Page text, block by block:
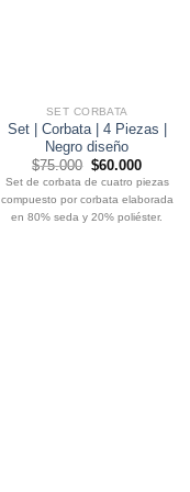
SET CORBATA
Set | Corbata | 4 Piezas |
Negro diseño
$75.000 El
precio
original
era:
$75.000.
$60.000El
precio
actual
es:
$60.000.
Set de corbata de cuatro piezas
compuesto por corbata elaborada
en 80% seda y 20% poliéster.